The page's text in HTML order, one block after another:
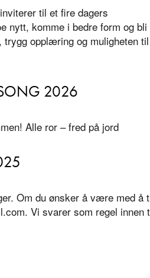
til et fire dagers
nytt, komme i bedre form og bli
trygg opplæring og muligheten
2026
Alle ror – fred på jord
Om du ønsker å være med å
Vi svarer som regel innen